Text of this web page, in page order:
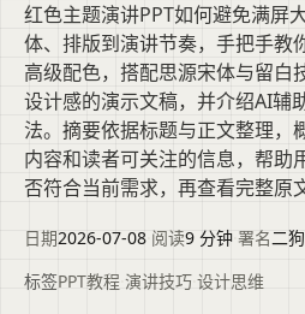
红色主题演讲PPT如何避免满屏
体、排版到演讲节奏，手把手教
高级配色，搭配思源宋体与留白
设计感的演示文稿，并介绍AI辅
法。摘要依据标题与正文整理，
内容和读者可关注的信息，帮助
否符合当前需求，再查看完整原
日期2026-07-08 阅读9 分钟 署名二
标签PPT教程 演讲技巧 设计思维